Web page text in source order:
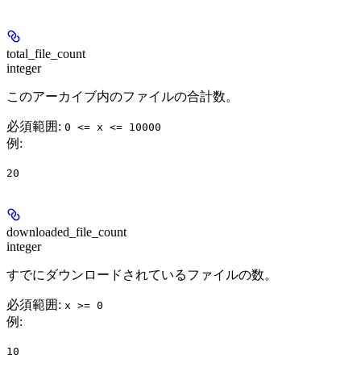
total_file_count
integer
このアーカイブ内のファイルの合計数。
必須範囲 : 0 <= x <= 10000
例 :
20
downloaded_file_count
integer
すでにダウンロードされているファイルの数。
必須範囲 : x >= 0
例 :
10